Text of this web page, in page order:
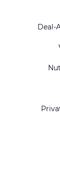
Deal-